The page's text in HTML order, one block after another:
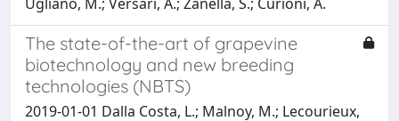
The state-of-the-art of grapevine
biotechnology and new breeding
technologies (NBTS)
2019-01-01 Dalla Costa, L.; Malnoy, M.; Lecourieux,